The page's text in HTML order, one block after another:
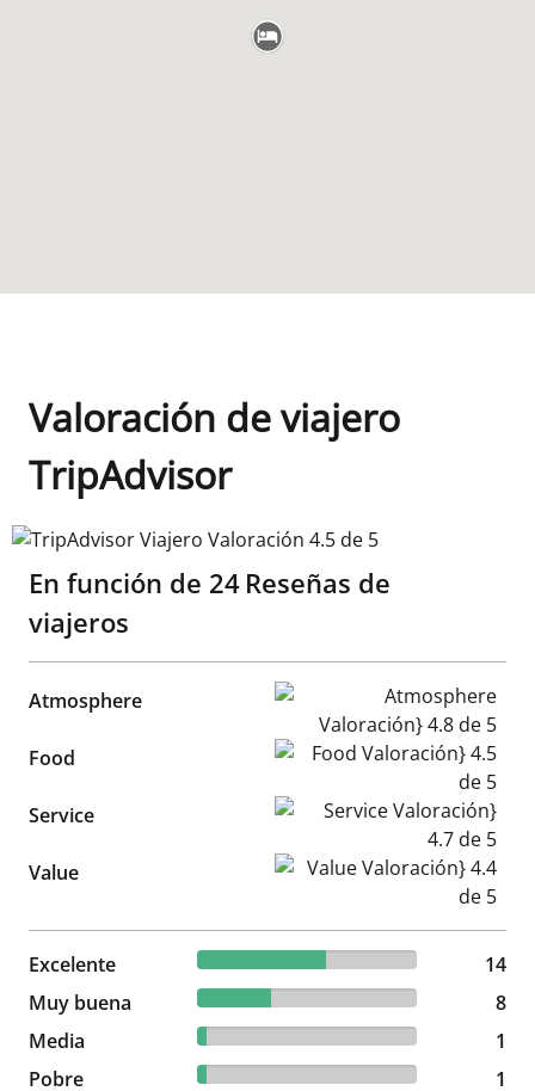
Valoración de viajero
TripAdvisor
TripAdvisor Viajero Valoración 4.5 de 5
En función de 24 Reseñas de
viajeros
Atmosphere Atmosphere Valoración} 4.8
Food Food Valoración} 4.5 de 5
Service Service Valoración} 4.7 de 5
Value Value Valoración} 4.4 de 5
Excelente 58.33% reviewed Excelente
14 reviews
14
Muy buena
33.33% reviewed Muy buena
8 reviews
8
Media
4.17% reviewed Media
1 reviews
1
Pobre
4.17% reviewed Pobre
1 reviews 1